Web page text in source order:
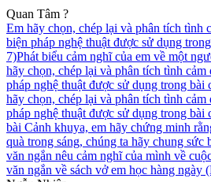
Quan Tâm ?
Em hãy chọn, chép lại và phân tích tình
biện pháp nghệ thuật được sử dụng
7)Phát biểu cảm nghĩ của em về một
hãy chọn, chép lại và phân tích tình
pháp nghệ thuật được sử dụng trong bài
hãy chọn, chép lại và phân tích tình
pháp nghệ thuật được sử dụng trong bài
bài Cảnh khuya, em hãy chứng minh
quà trong sáng, chúng ta hãy chung sức
văn ngắn nêu cảm nghĩ của mình về
văn ngắn về sách vở em học hàng ngày